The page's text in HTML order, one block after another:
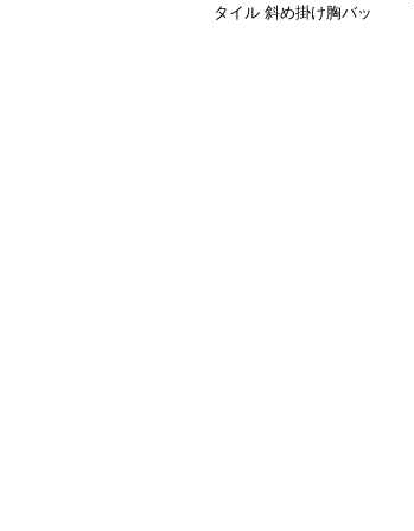
タイル 斜め掛け胸バッ